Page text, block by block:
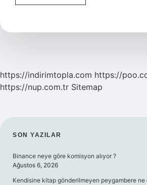
Ayında
https://indirimtopla.com https://
https://nup.com.tr Sitemap
SIDEBAR
SON YAZILAR
Binance neye göre komisyon alıyor ?
Ağustos 6, 2026
Kendisine kitap gönderilmeyen peygambere ne